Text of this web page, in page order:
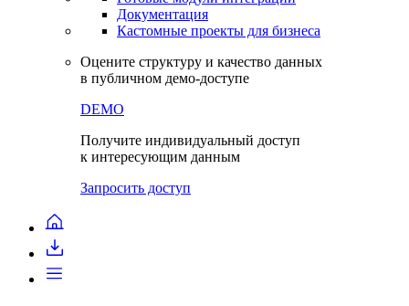
Документация
Кастомные проекты для бизнеса
Оцените структуру и качество данных
в публичном демо-доступе
DEMO
Получите индивидуальный доступ
к интересующим данным
Запросить доступ